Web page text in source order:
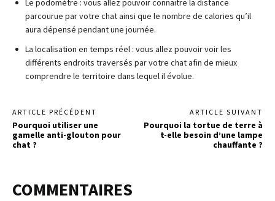
Le podomètre : vous allez pouvoir connaitre la distance
parcourue par votre chat ainsi que le nombre de calories qu’il
aura dépensé pendant une journée.
La localisation en temps réel : vous allez pouvoir voir les
différents endroits traversés par votre chat afin de mieux
comprendre le territoire dans lequel il évolue.
ARTICLE PRÉCÉDENT
Pourquoi utiliser une
gamelle anti-glouton pour
chat ?
ARTICLE SUIVANT
Pourquoi la tortue de terre à
t-elle besoin d’une lampe
chauffante ?
COMMENTAIRES